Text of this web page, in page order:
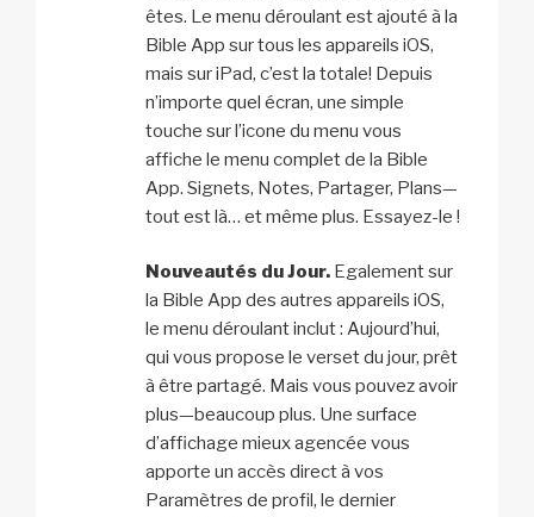
êtes. Le menu déroulant est ajouté à la
Bible App sur tous les appareils iOS,
mais sur iPad, c’est la totale! Depuis
n’importe quel écran, une simple
touche sur l’icone du menu vous
affiche le menu complet de la Bible
App. Signets, Notes, Partager, Plans—
tout est là… et même plus. Essayez-le !
Nouveautés du Jour. Egalement sur
la Bible App des autres appareils iOS,
le menu déroulant inclut : Aujourd’hui,
qui vous propose le verset du jour, prêt
à être partagé. Mais vous pouvez avoir
plus—beaucoup plus. Une surface
d’affichage mieux agencée vous
apporte un accès direct à vos
Paramètres de profil, le dernier